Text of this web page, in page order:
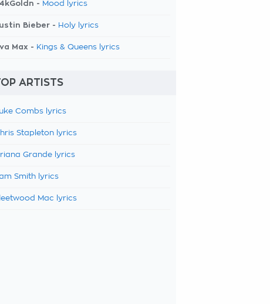
- Mood lyrics
Bieber - Holy lyrics
Max - Kings & Queens lyrics
ARTISTS
Combs lyrics
Stapleton lyrics
Grande lyrics
Smith lyrics
Mac lyrics